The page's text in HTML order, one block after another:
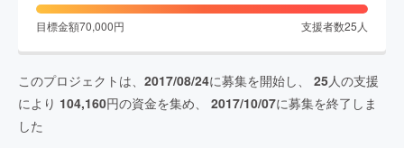
目標金額70,000円 支援者数25 人
このプロジェクトは、 2017/08/24に募集を開始し、 25人の支援
により 104,160円の資金を集め、 2017/10/07に募集を終了しま
した